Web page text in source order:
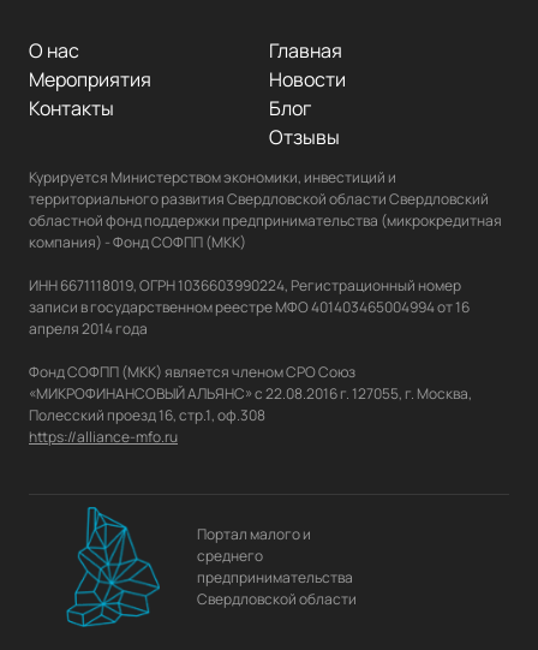
Главная
О нас
Новости
Мероприятия
Блог
Контакты
Отзывы
Курируется Министерством экономики, инвестиций и
территориального развития Свердловской области Свердловский
областной фонд поддержки предпринимательства (микрокредитная
компания) - Фонд СОФПП (МКК)
ИНН 6671118019, ОГРН 1036603990224, Регистрационный номер
записи в государственном реестре МФО 401403465004994 от 16
апреля 2014 года
Фонд СОФПП (МКК) является членом СРО Союз
«МИКРОФИНАНСОВЫЙ АЛЬЯНС» с 22.08.2016 г. 127055, г. Москва,
https://alliance-mfo.ru
Портал малого и
среднего
предпринимательства
Свердловской области